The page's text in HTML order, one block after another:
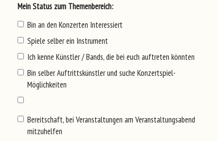
Mein Status zum Themenbereich:
Bin an den Konzerten Interessiert
Spiele selber ein Instrument
Ich kenne Künstler / Bands, die bei euch auftreten könnten
Bin selber Auftrittskünstler und suche Konzertspiel-
Möglichkeiten
Bereitschaft, bei Veranstaltungen am Veranstaltungsabend
mitzuhelfen